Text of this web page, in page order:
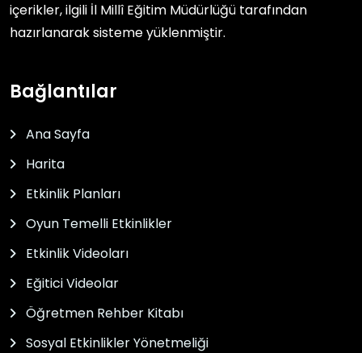
içerikler, ilgili İl Millî Eğitim Müdürlüğü tarafından
hazırlanarak sisteme yüklenmiştir.
Bağlantılar
Ana Sayfa
Harita
Etkinlik Planları
Oyun Temelli Etkinlikler
Etkinlik Videoları
Eğitici Videolar
Öğretmen Rehber Kitabı
Sosyal Etkinlikler Yönetmeliği